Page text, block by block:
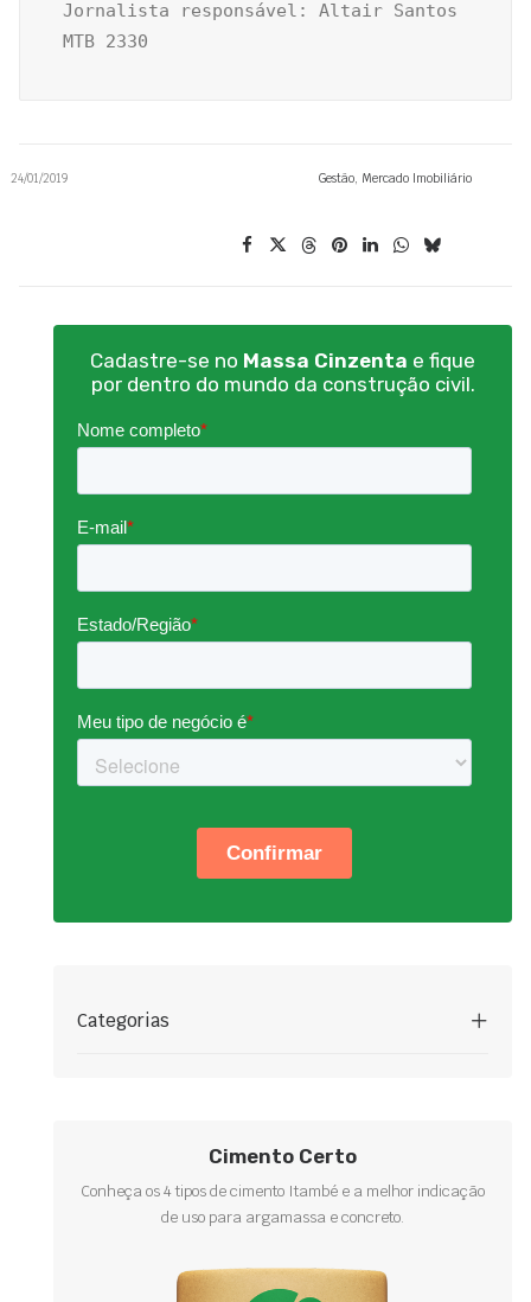
Jornalista responsável: Altair Santos
MTB 2330
24/01/2019 Gestão, Mercado Imobiliário
Cadastre-se no Massa Cinzenta e fique
por dentro do mundo da construção civil.
Categorias
Cimento Certo
Conheça os 4 tipos de cimento Itambé e a melhor indicação
de uso para argamassa e concreto.